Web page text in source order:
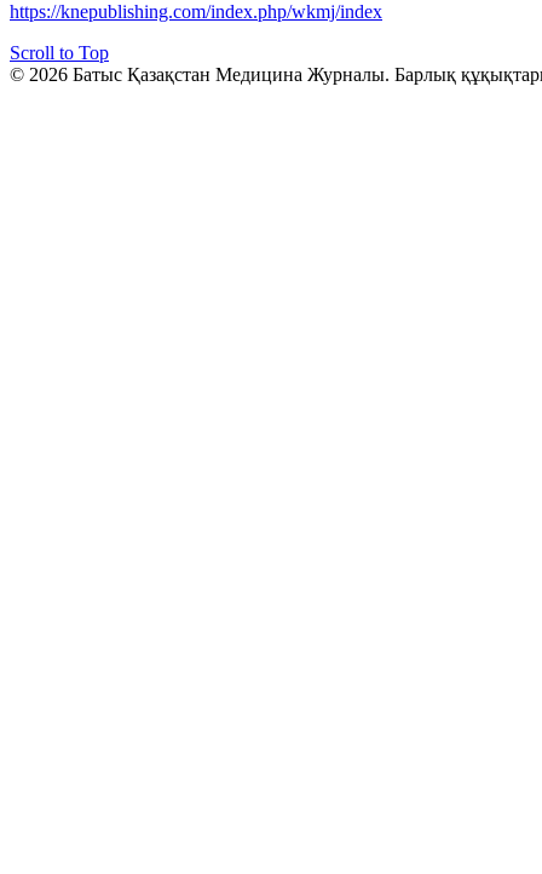
https://knepublishing.com/index.php/wkmj/index
Scroll to Top
© 2026 Батыс Қазақстан Медицина Журналы. Барлық